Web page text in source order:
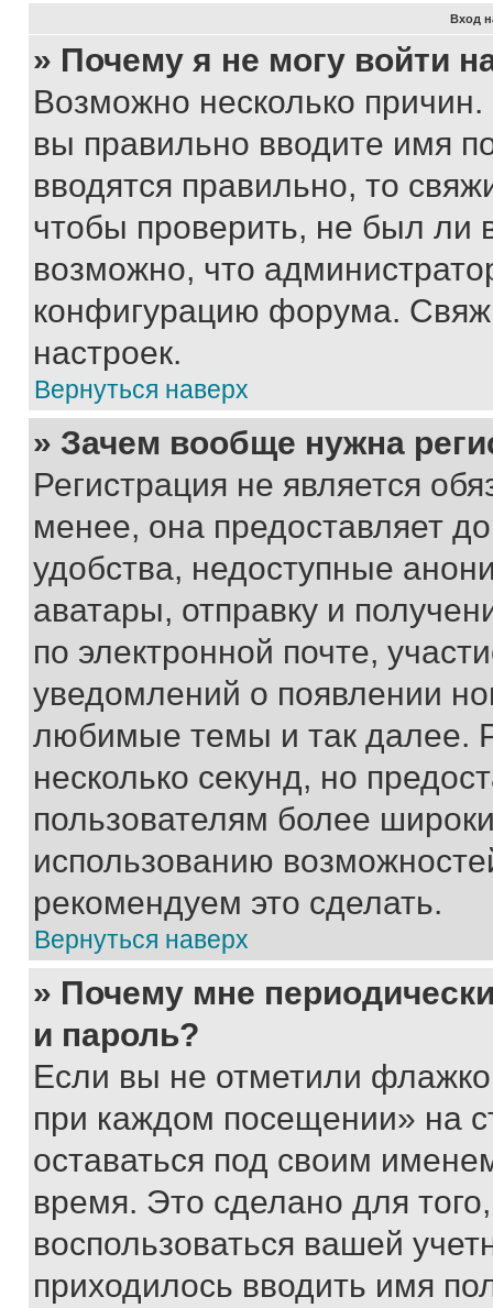
Вход
» Почему я не могу войти
Возможно несколько
вы правильно вводите имя
вводятся правильно, то
чтобы проверить, не был ли
возможно, что
конфигурацию форума.
настроек.
Вернуться наверх
» Зачем вообще нужна
Регистрация не является
менее, она предоставляет
удобства, недоступные
аватары, отправку и
по электронной почте,
уведомлений о появлении
любимые темы и так далее.
несколько секунд, но
пользователям более
использованию
рекомендуем это сделать.
Вернуться наверх
» Почему мне
и пароль?
Если вы не отметили
при каждом посещении» на
оставаться под своим
время. Это сделано для
воспользоваться вашей
приходилось вводить имя